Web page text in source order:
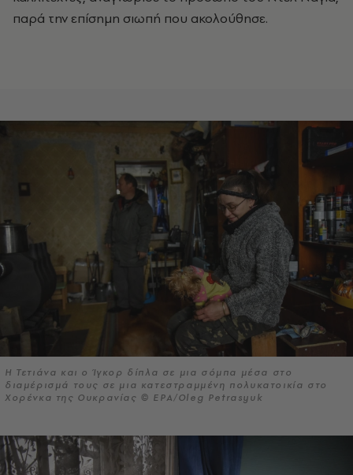
παρά την επίσημη σιωπή που ακολούθησε.
Η Τετιάνα και ο Ίγκορ δίπλα σε μια σόμπα μέσα στο
διαμέρισμά τους σε μια κατεστραμμένη πολυκατοικία στο
Χορένκα της Ουκρανίας © EPA/Oleg Petrasyuk